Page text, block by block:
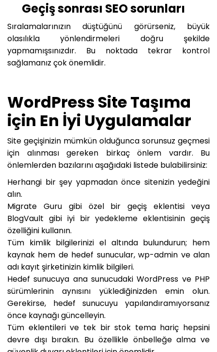
Geçiş sonrası SEO sorunları
Sıralamalarınızın düştüğünü görürseniz, büyük
olasılıkla yönlendirmeleri doğru şekilde
yapmamışsınızdır. Bu noktada tekrar kontrol
sağlamanız çok önemlidir.
WordPress Site Taşıma
için En İyi Uygulamalar
Site geçişinizin mümkün olduğunca sorunsuz geçmesi
için alınması gereken birkaç önlem vardır. Bu
önlemlerden bazılarını aşağıdaki listede bulabilirsiniz:
Herhangi bir şey yapmadan önce sitenizin yedeğini
alın.
Migrate Guru gibi özel bir geçiş eklentisi veya
BlogVault gibi iyi bir yedekleme eklentisinin geçiş
özelliğini kullanın.
Tüm kimlik bilgilerinizi el altında bulundurun; hem
kaynak hem de hedef sunucular, wp-admin ve alan
adı kayıt şirketinizin kimlik bilgileri.
Hedef sunucuya ana sunucudaki WordPress ve PHP
sürümlerinin aynısını yüklediğinizden emin olun.
Gerekirse, hedef sunucuyu yapılandıramıyorsanız
önce kaynağı güncelleyin.
Tüm eklentileri ve tek bir stok tema hariç hepsini
devre dışı bırakın. Bu özellikle önbelleğe alma ve